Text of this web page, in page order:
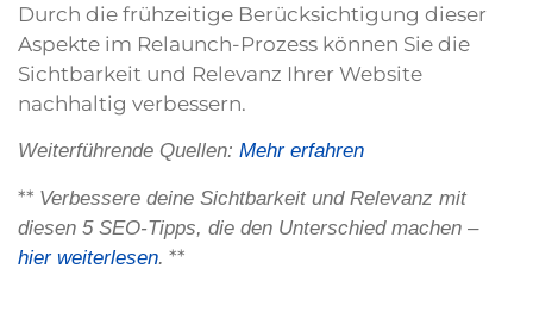
Durch die frühzeitige Berücksichtigung dieser
Aspekte im Relaunch-Prozess können Sie die
Sichtbarkeit und Relevanz Ihrer Website
nachhaltig verbessern.
Weiterführende Quellen: Mehr erfahren
** Verbessere deine Sichtbarkeit und Relevanz mit
diesen 5 SEO-Tipps, die den Unterschied machen –
hier weiterlesen. **